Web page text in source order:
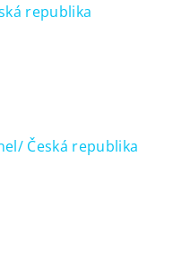
republika
Česká republika